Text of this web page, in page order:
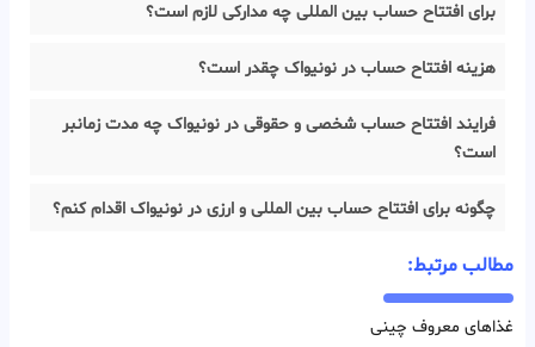
برای افتتاح حساب بین المللی چه مدارکی لازم است؟
هزینه افتتاح حساب در نونیواک چقدر است؟
فرایند افتتاح حساب شخصی و حقوقی در نونیواک چه مدت زمانبر
است؟
چگونه برای افتتاح حساب بین المللی و ارزی در نونیواک اقدام کنم؟
مطالب مرتبط:
غذاهای معروف چینی